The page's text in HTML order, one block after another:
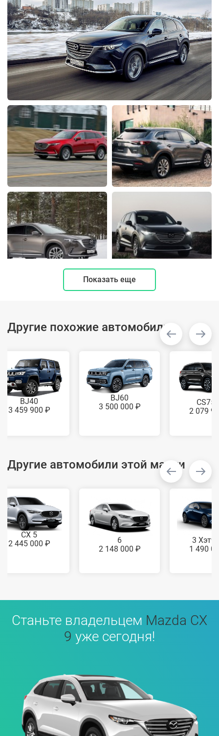
Показать еще
Другие похожие автомобили
BJ40
3 459 900 ₽
BJ60
3 500 000 ₽
2 079
Другие автомобили этой марки
CX 5
2 445 000 ₽
6
2 148 000 ₽
3
1 490
Станьте владельцем Mazda CX
9 уже сегодня!